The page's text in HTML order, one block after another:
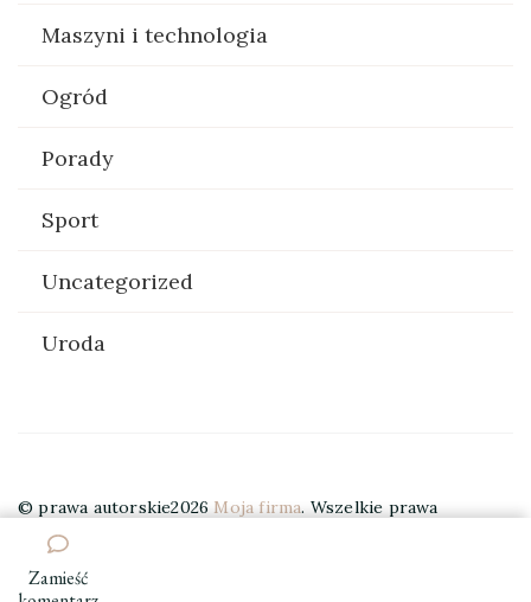
Zamieść
Maszyni i technologia
Ogród
Porady
Sport
Uncategorized
Uroda
© prawa autorskie2026Moja firma. Wszelkie prawa
zastrzeżone.
Themes. Wspierany przez